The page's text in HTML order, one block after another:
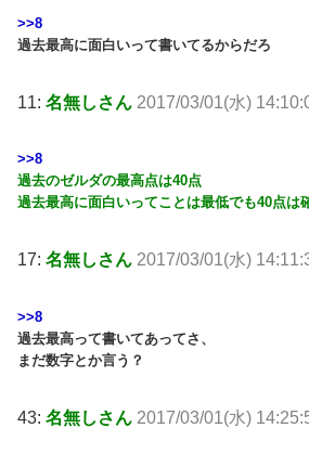
>>8
過去最高に面白いって書いてるからだろ
11: 名無しさん 2017/03/01(水)
>>8
過去のゼルダの最高点は40点
過去最高に面白いってことは最低でも40点は
17: 名無しさん 2017/03/01(水)
>>8
過去最高って書いてあってさ、
まだ数字とか言う？
43: 名無しさん 2017/03/01(水)